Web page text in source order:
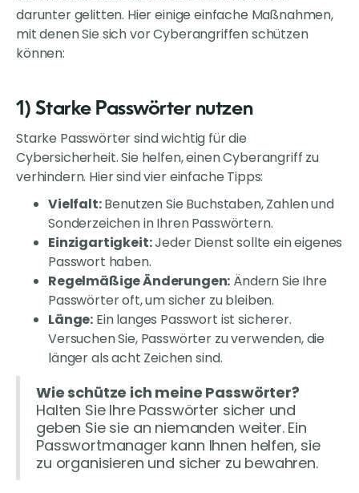
darunter gelitten. Hier einige einfache Maßnahmen,
mit denen Sie sich vor Cyberangriffen schützen
können:
1) Starke Passwörter nutzen
Starke Passwörter sind wichtig für die
Cybersicherheit. Sie helfen, einen Cyberangriff zu
verhindern. Hier sind vier einfache Tipps:
Vielfalt:Benutzen Sie Buchstaben, Zahlen und
Sonderzeichen in Ihren Passwörtern.
Einzigartigkeit:Jeder Dienst sollte ein eigenes
Passwort haben.
Regelmäßige Änderungen: Ändern Sie Ihre
Passwörter oft, um sicher zu bleiben.
Länge: Ein langes Passwort ist sicherer.
Versuchen Sie, Passwörter zu verwenden, die
länger als acht Zeichen sind.
Wie schütze ich meine Passwörter?
Halten Sie Ihre Passwörter sicher und
geben Sie sie an niemanden weiter. Ein
Passwortmanager kann Ihnen helfen, sie
zu organisieren und sicher zu bewahren.